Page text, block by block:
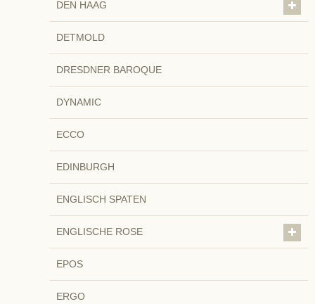
DEN HAAG
DETMOLD
DRESDNER BAROQUE
DYNAMIC
ECCO
EDINBURGH
ENGLISCH SPATEN
ENGLISCHE ROSE
EPOS
ERGO